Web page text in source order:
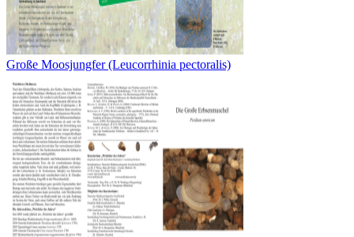
Große Moosjungfer (Leucorrhinia pectoralis)